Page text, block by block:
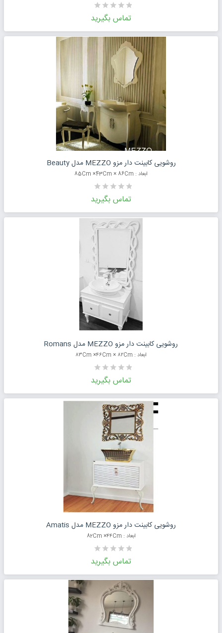
تماس بگیرید
درخواست قیمت محصول روشویی کابینت دار مزو MEZZO مدل Beauty
ابعاد : 85Cm ×43Cm × 86Cm
تماس بگیرید
درخواست قیمت محصول روشویی کابینت دار مزو MEZZO مدل Romans
ابعاد : ۸۳Cm ×۴۶Cm × ۸۲Cm
تماس بگیرید
درخواست قیمت محصول روشویی کابینت دار مزو MEZZO مدل Amatis
ابعاد : 82Cm ×۴۴Cm
تماس بگیرید